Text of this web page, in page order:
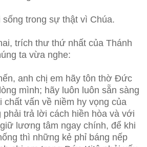
trong sự thật vì Chúa.
trích thư thứ nhất của Thánh
ta vừa nghe:
anh chị em hãy tôn thờ Đức
mình; hãy luôn luôn sẵn sàng
vấn về niềm hy vọng của
trả lời cách hiền hòa và với
lương tâm ngay chính, để khi
thì những kẻ phỉ báng nếp